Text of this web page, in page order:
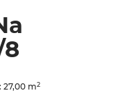
27,00 m2